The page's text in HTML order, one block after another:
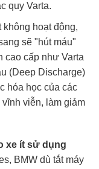
quy Varta.
không hoạt động,
sẽ "hút máu"
cao cấp như Varta
(Deep Discharge)
hóa học của các
viễn, làm giảm
xe ít sử dụng
BMW dù tắt máy